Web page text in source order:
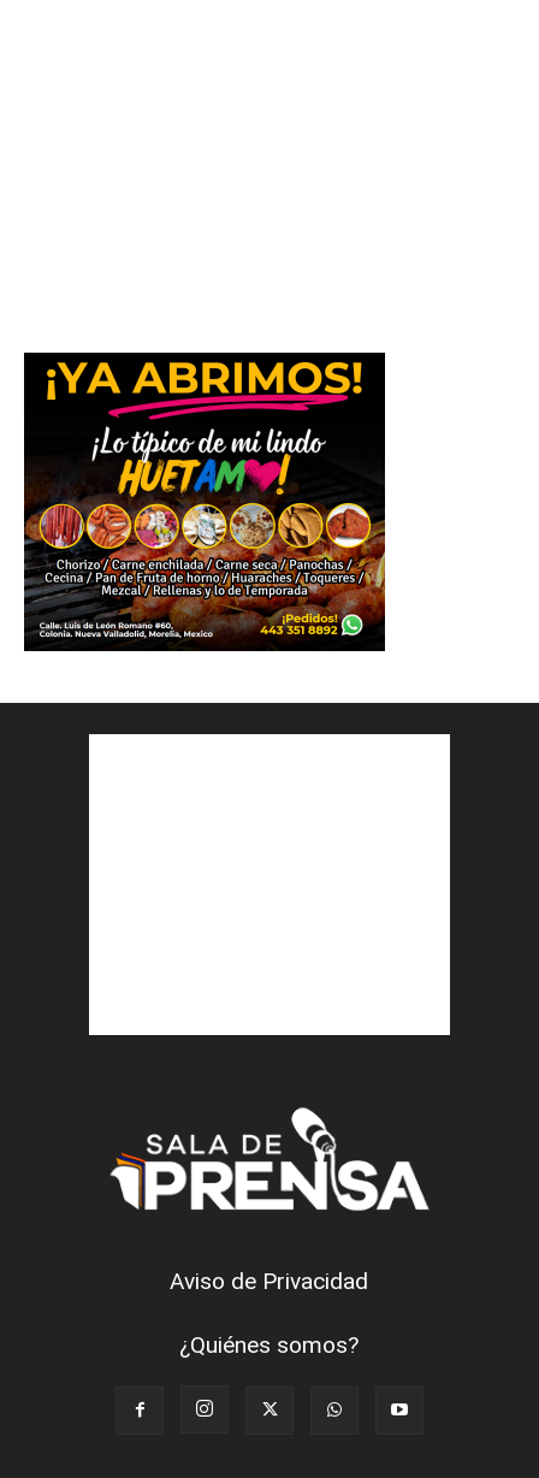
Aviso de Privacidad
¿Quiénes somos?